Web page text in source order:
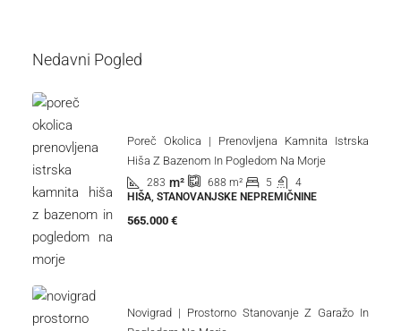
Nedavni Pogled
Poreč Okolica | Prenovljena Kamnita Istrska
Hiša Z Bazenom In Pogledom Na Morje
283 m² 688m² 5
4
HIŠA, STANOVANJSKE NEPREMIČNINE
Novigrad | Prostorno Stanovanje Z Garažo In